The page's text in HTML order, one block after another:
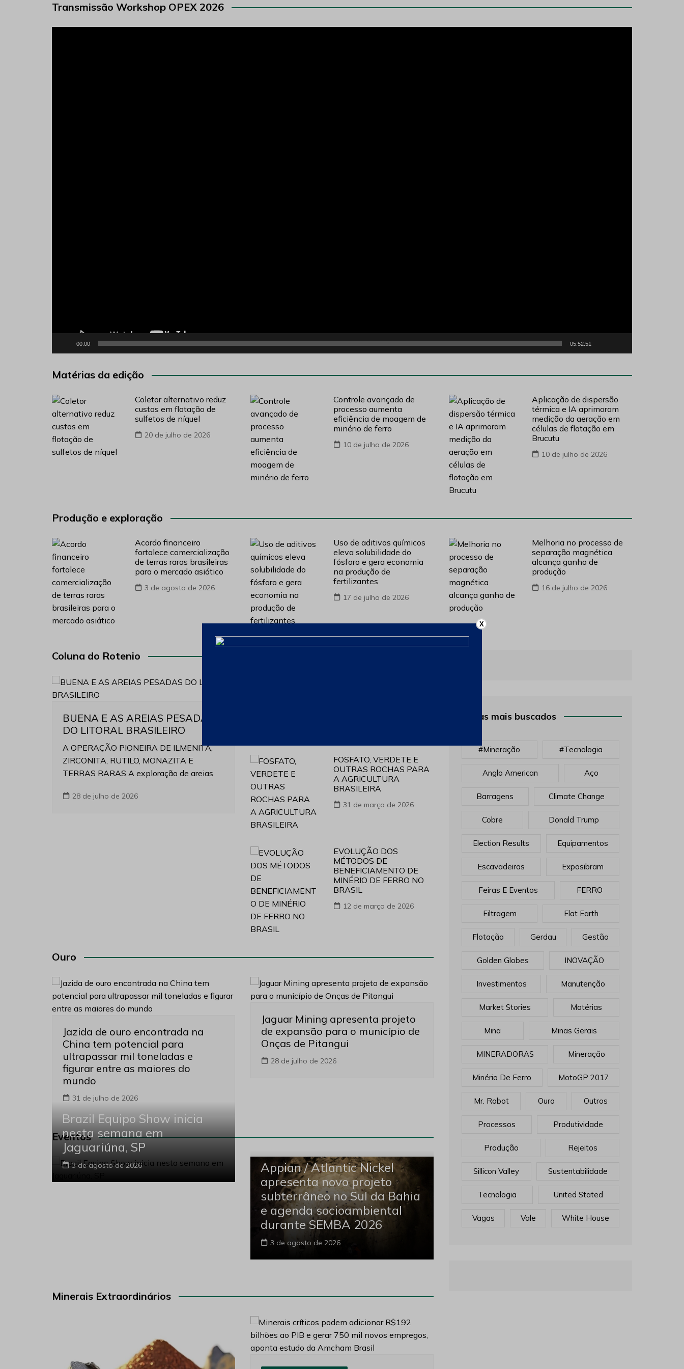
Transmissão Workshop OPEX 2026
00:00 05:52:51
Matérias da edição
Coletor alternativo reduz
custos em flotação de
sulfetos de níquel
20 de julho de 2026
Controle avançado de
processo aumenta
eficiência de moagem de
minério de ferro
10 de julho de 2026
Aplicação de dispersão
térmica e IA aprimoram
medição da aeração em
células de flotação em
Brucutu
10 de julho de 2026
Produção e exploração
Acordo financeiro
fortalece comercialização
de terras raras brasileiras
para o mercado asiático
3 de agosto de 2026
Uso de aditivos químicos
eleva solubilidade do
fósforo e gera economia
na produção de
fertilizantes
17 de julho de 2026
Melhoria no processo de
separação magnética
alcança ganho de
produção
16 de julho de 2026
Coluna do Rotenio
BUENA E AS AREIAS PESADAS
DO LITORAL BRASILEIRO
A OPERAÇÃO PIONEIRA DE ILMENITA,
ZIRCONITA, RUTILO, MONAZITA E
TERRAS RARAS A exploração de areias
28 de julho de 2026
FOSFATO, VERDETE E
OUTRAS ROCHAS PARA
A AGRICULTURA
BRASILEIRA
31 de março de 2026
EVOLUÇÃO DOS
MÉTODOS DE
BENEFICIAMENTO DE
MINÉRIO DE FERRO NO
BRASIL
12 de março de 2026
Ouro
Jazida de ouro encontrada na
China tem potencial para
ultrapassar mil toneladas e
figurar entre as maiores do
mundo
31 de julho de 2026
Jaguar Mining apresenta projeto
de expansão para o município de
Onças de Pitangui
28 de julho de 2026
Eventos
Brazil Equipo Show inicia
nesta semana em
Jaguariúna, SP
3 de agosto de 2026
Appian / Atlantic Nickel
apresenta novo projeto
subterrâneo no Sul da Bahia
e agenda socioambiental
durante SEMBA 2026
3 de agosto de 2026
Minerais Extraordinários
Temas mais buscados
#mineração #tecnologia
Anglo American Aço
Barragens Climate Change
Cobre Donald Trump
Election Results Equipamentos
Escavadeiras Exposibram
Feiras E Eventos FERRO
Filtragem Flat Earth
Flotação Gerdau Gestão
Golden Globes INOVAÇÃO
Investimentos Manutenção
Market Stories Matérias
Mina Minas Gerais
MINERADORAS Mineração
Minério De Ferro MotoGP 2017
Mr. Robot Ouro Outros
Processos Produtividade
Produção Rejeitos
Sillicon Valley Sustentabilidade
Tecnologia United Stated
Vagas Vale White House
X